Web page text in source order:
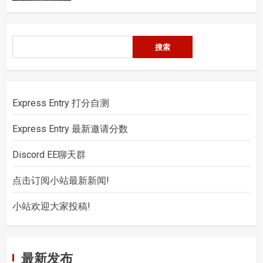
索
搜索
Express Entry 打分自测
Express Entry 最新邀请分数
Discord EE聊天群
点击订阅小站最新新闻!
小站欢迎大家投稿!
最新发布